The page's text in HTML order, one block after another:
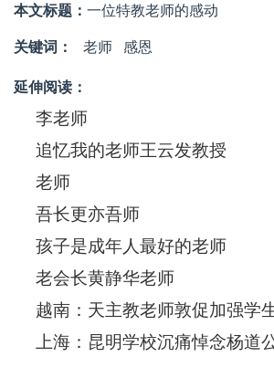
本文标题： 一位特教老师的感动
关键词： 老师 感恩
延伸阅读：
李老师
追忆我的老师王云发教授
老师
吾长更亦吾师
孩子是成年人最好的老师
老会长黄静华老师
越南：天主教老师敦促加强学
上海：昆明学校沉痛悼念杨道